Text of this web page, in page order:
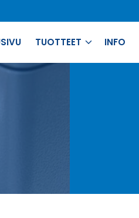
TUOTTEET INFO